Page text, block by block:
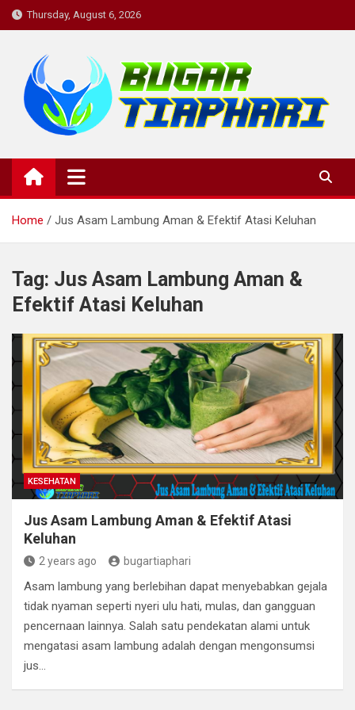
Skip
to
Thursday, August 6, 2026
BugarTiapHari: Rutinitas
Harian untuk Tubuh Bugar dan
Pikiran yang Sehat.
bugartiaphari, medis, dokter, penyakit, komunitas kesehatan,
informasi kesehatan, konsultasi kesehatan , diskusi kesehatan,
kesehatan, komunitas
Home
Jus Asam Lambung Aman & Efektif Atasi Keluhan
Tag: Jus Asam Lambung Aman &
Efektif Atasi Keluhan
KESEHATAN
Jus Asam Lambung Aman & Efektif Atasi
Keluhan
2 years ago bugartiaphari
Asam lambung yang berlebihan dapat menyebabkan gejala
tidak nyaman seperti nyeri ulu hati, mulas, dan gangguan
pencernaan lainnya. Salah satu pendekatan alami untuk
mengatasi asam lambung adalah dengan mengonsumsi
jus…